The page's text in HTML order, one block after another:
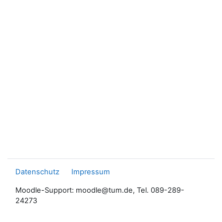
Datenschutz Impressum
Moodle-Support: moodle@tum.de, Tel. 089-289-
24273